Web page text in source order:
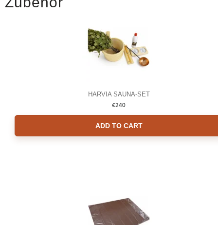
HARVIA SAUNA-SET
€240
ADD TO CART